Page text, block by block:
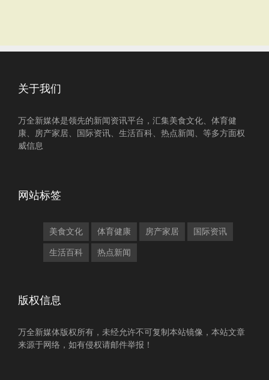
关于我们
万全新媒体是领先的新闻资讯平台，汇集美食文化、体育健
康、房产家居、国际资讯、生活百科、热点新闻、等多方面权
威信息
网站标签
美食文化 体育健康 房产家居 国际资讯
生活百科 热点新闻
版权信息
万全新媒体版权所有，未经允许不可复制本站镜像，本站文章
来源于网络，如有侵权请邮件举报！